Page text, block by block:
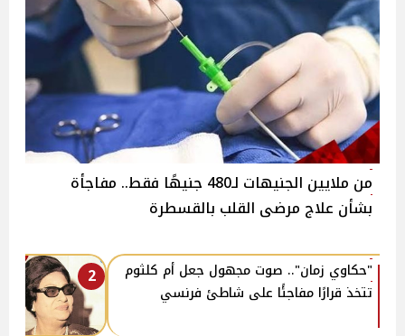
من ملايين الجنيهات لـ480 جنيهًا فقط.. مفاجأة
بشأن علاج مرضى القلب بالقسطرة
2
"حكاوي زمان".. صوت مجهول جعل أم كلثوم
تتخذ قرارًا مفاجئًا على شاطئ فرنسي